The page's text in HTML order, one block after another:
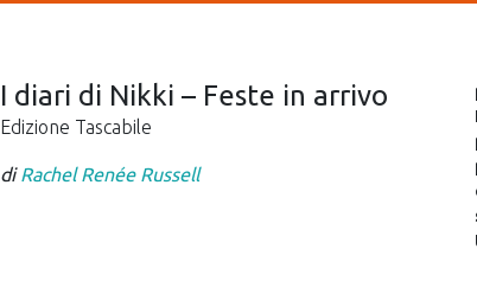
I diari di Nikki – Feste in arrivo
Edizione Tascabile
diRachel Renée Russell